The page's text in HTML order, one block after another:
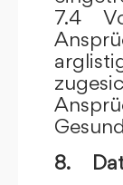
7.4
8.